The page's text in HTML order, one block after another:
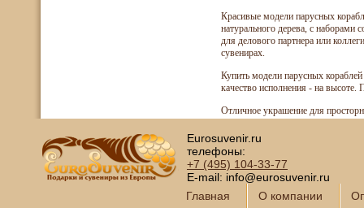
Красивые модели парусных
натурального дерева, с
для делового партнера или
сувенирах.
Купить модели парусных
качество исполнения - на
Отличное украшение для
Eurosuvenir.ru
телефоны:
+7 (495) 104-33-77
E-mail: info@eurosuvenir.ru
Главная
О компании